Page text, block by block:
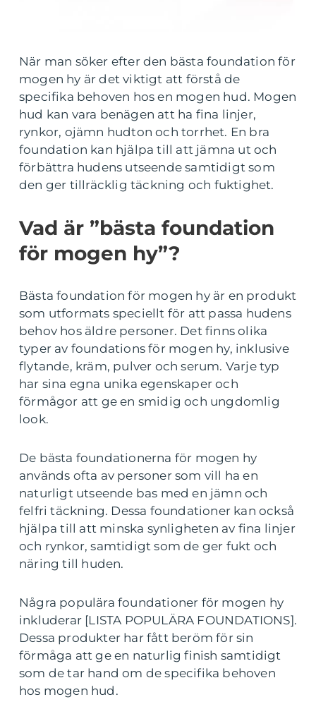
När man söker efter den bästa foundation för
mogen hy är det viktigt att förstå de
specifika behoven hos en mogen hud. Mogen
hud kan vara benägen att ha fina linjer,
rynkor, ojämn hudton och torrhet. En bra
foundation kan hjälpa till att jämna ut och
förbättra hudens utseende samtidigt som
den ger tillräcklig täckning och fuktighet.
Vad är ”bästa foundation
för mogen hy”?
Bästa foundation för mogen hy är en produkt
som utformats speciellt för att passa hudens
behov hos äldre personer. Det finns olika
typer av foundations för mogen hy, inklusive
flytande, kräm, pulver och serum. Varje typ
har sina egna unika egenskaper och
förmågor att ge en smidig och ungdomlig
look.
De bästa foundationerna för mogen hy
används ofta av personer som vill ha en
naturligt utseende bas med en jämn och
felfri täckning. Dessa foundationer kan också
hjälpa till att minska synligheten av fina linjer
och rynkor, samtidigt som de ger fukt och
näring till huden.
Några populära foundationer för mogen hy
inkluderar [LISTA POPULÄRA FOUNDATIONS].
Dessa produkter har fått beröm för sin
förmåga att ge en naturlig finish samtidigt
som de tar hand om de specifika behoven
hos mogen hud.